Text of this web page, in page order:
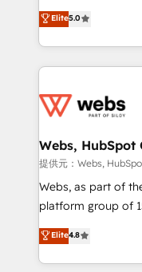
Execution • 750+
implementations •
BBD Boom is the
to HubSpot Better.
solve all your
adoption, sales
the first time 🔧
and build using
with other systems
HubSpot pros 📊
HubSpot Why us? - SIX HubSpot Accreditations -
CRM, Solutions Architecture,
Migration, Custom
Elite5.0
Webs,
提供元：Webs,
Webs, as part of
platform group of 150 Fte, is the
HubSpot CRM
maximizing
Excellence. With
Elite4.8